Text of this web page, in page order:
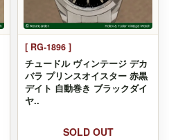
[ RG-1896 ]
チュードル ヴィンテージ デカ
バラ プリンスオイスター 赤黒
デイト 自動巻き ブラックダイ
ヤ..
SOLD OUT